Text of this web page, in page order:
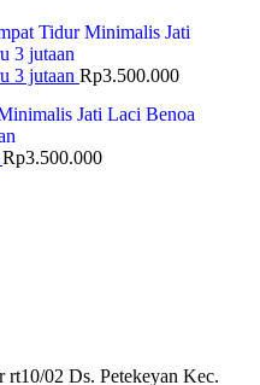
3 jutaan Rp3.500.000
Rp3.500.000
rt10/02 Ds. Petekeyan Kec.